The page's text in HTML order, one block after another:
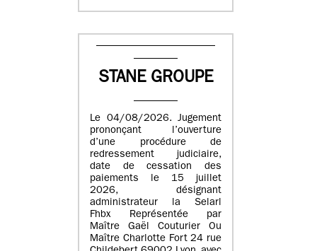
STANE GROUPE
Le 04/08/2026. Jugement
prononçant l’ouverture
d’une procédure de
redressement judiciaire,
date de cessation des
paiements le 15 juillet
2026, désignant
administrateur la Selarl
Fhbx Représentée par
Maître Gaël Couturier Ou
Maître Charlotte Fort 24 rue